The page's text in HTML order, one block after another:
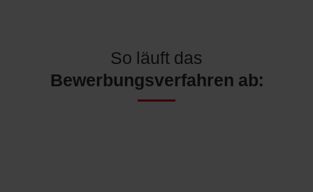
So läuft das
Bewerbungsverfahren ab: